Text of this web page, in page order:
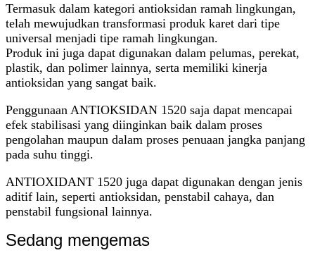
Termasuk dalam kategori antioksidan ramah lingkungan,
telah mewujudkan transformasi produk karet dari tipe
universal menjadi tipe ramah lingkungan.
Produk ini juga dapat digunakan dalam pelumas, perekat,
plastik, dan polimer lainnya, serta memiliki kinerja
antioksidan yang sangat baik.
Penggunaan ANTIOKSIDAN 1520 saja dapat mencapai
efek stabilisasi yang diinginkan baik dalam proses
pengolahan maupun dalam proses penuaan jangka panjang
pada suhu tinggi.
ANTIOXIDANT 1520 juga dapat digunakan dengan jenis
aditif lain, seperti antioksidan, penstabil cahaya, dan
penstabil fungsional lainnya.
Sedang mengemas